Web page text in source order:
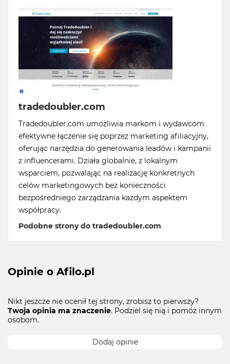
tradedoubler.com
Tradedoubler.com umożliwia markom i wydawcom
efektywne łączenie się poprzez marketing afiliacyjny,
oferując narzędzia do generowania leadów i kampanii
z influencerami. Działa globalnie, z lokalnym
wsparciem, pozwalając na realizację konkretnych
celów marketingowych bez konieczności
bezpośredniego zarządzania każdym aspektem
współpracy.
Podobne strony do tradedoubler.com
Opinie o Afilo.pl
Nikt jeszcze nie ocenił tej strony, zrobisz to pierwszy?
Twoja opinia ma znaczenie. Podziel się nią i pomóż innym
osobom.
Dodaj opinie